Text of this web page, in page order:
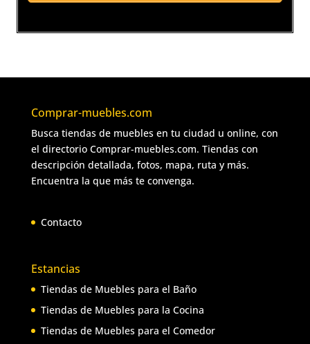
Comprar-muebles.com
Busca tiendas de muebles en tu ciudad u online, con
el directorio Comprar-muebles.com. Tiendas con
descripción detallada, fotos, mapa, ruta y más.
Encuentra la que más te convenga.
Contacto
Estancias
Tiendas de Muebles para el Baño
Tiendas de Muebles para la Cocina
Tiendas de Muebles para el Comedor